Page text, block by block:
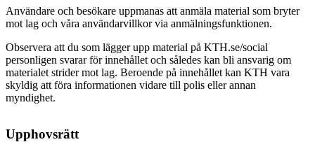
Användare och besökare uppmanas att anmäla material som bryter
mot lag och våra användarvillkor via anmälningsfunktionen.
Observera att du som lägger upp material på KTH.se/social
personligen svarar för innehållet och således kan bli ansvarig om
materialet strider mot lag. Beroende på innehållet kan KTH vara
skyldig att föra informationen vidare till polis eller annan
myndighet.
Upphovsrätt